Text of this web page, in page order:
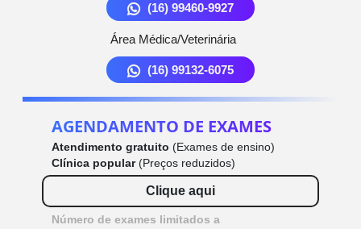
(16) 99460-9927
Área Médica/Veterinária
(16) 99132-6075
AGENDAMENTO DE EXAMES
Atendimento gratuito (Exames de ensino)
Clínica popular(Preços reduzidos)
Clique aqui
Número de exames limitados a